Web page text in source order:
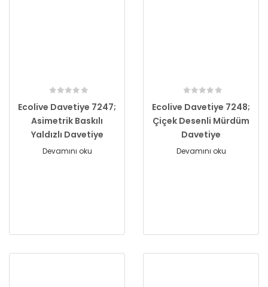
Ecolive Davetiye 7247;
Asimetrik Baskılı
Yaldızlı Davetiye
Devamını oku
Ecolive Davetiye 7248;
Çiçek Desenli Mürdüm
Davetiye
Devamını oku